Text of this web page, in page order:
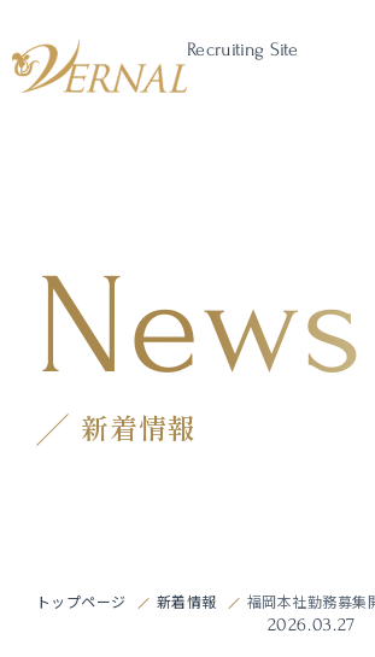
Recruiting Site
News
新着情報
トップページ 新着情報 福岡本社勤務募集
2026.03.27